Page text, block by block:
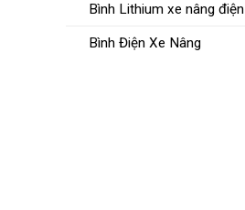
Bình Lithium xe nâng điện
Bình Điện Xe Nâng